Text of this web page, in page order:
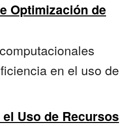
Optimización de
en el uso de
Uso de Recursos